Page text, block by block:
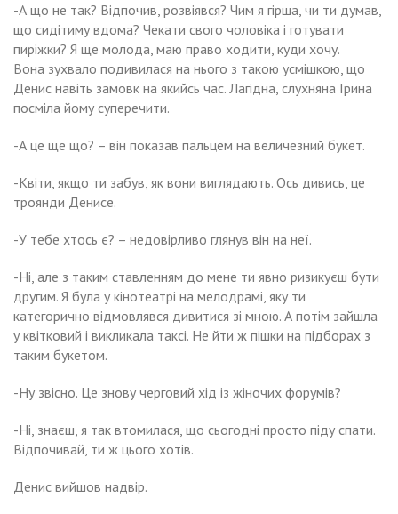
-А що не так? Відпочив, розвіявся? Чим я гірша, чи ти думав,
що сидітиму вдома? Чекати свого чоловіка і готувати
пиріжки? Я ще молода, маю право ходити, куди хочу.
Вона зухвало подивилася на нього з такою усмішкою, що
Денис навіть замовк на якийсь час. Лагідна, слухняна Ірина
посміла йому суперечити.
-А це ще що? – він показав пальцем на величезний букет.
-Квіти, якщо ти забув, як вони виглядають. Ось дивись, це
троянди Денисе.
-У тебе хтось є? – недовірливо глянув він на неї.
-Ні, але з таким ставленням до мене ти явно ризикуєш бути
другим. Я була у кінотеатрі на мелодрамі, яку ти
категорично відмовлявся дивитися зі мною. А потім зайшла
у квітковий і викликала таксі. Не йти ж пішки на підборах з
таким букетом.
-Ну звісно. Це знову черговий хід із жіночих форумів?
-Ні, знаєш, я так втомилася, що сьогодні просто піду спати.
Відпочивай, ти ж цього хотів.
Денис вийшов надвір.